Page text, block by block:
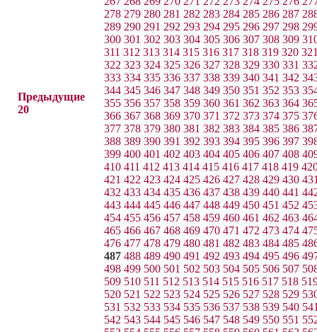
Предыдущие
20
278 279 280 281 282 283 284 285 286 287
289 290 291 292 293 294 295 296 297 298
300 301 302 303 304 305 306 307 308 309
311 312 313 314 315 316 317 318 319 320
322 323 324 325 326 327 328 329 330 331
333 334 335 336 337 338 339 340 341 342
344 345 346 347 348 349 350 351 352 353
355 356 357 358 359 360 361 362 363 364
366 367 368 369 370 371 372 373 374 375
377 378 379 380 381 382 383 384 385 386
388 389 390 391 392 393 394 395 396 397
399 400 401 402 403 404 405 406 407 408
410 411 412 413 414 415 416 417 418 419
421 422 423 424 425 426 427 428 429 430
432 433 434 435 436 437 438 439 440 441
443 444 445 446 447 448 449 450 451 452
454 455 456 457 458 459 460 461 462 463
465 466 467 468 469 470 471 472 473 474
476 477 478 479 480 481 482 483 484 485
487 488 489 490 491 492 493 494 495 496
498 499 500 501 502 503 504 505 506 507
509 510 511 512 513 514 515 516 517 518
520 521 522 523 524 525 526 527 528 529
531 532 533 534 535 536 537 538 539 540
542 543 544 545 546 547 548 549 550 551